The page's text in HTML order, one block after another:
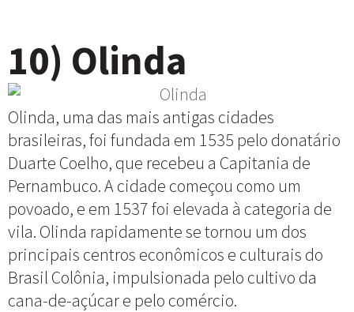
10) Olinda
Olinda, uma das mais antigas cidades
brasileiras, foi fundada em 1535 pelo donatário
Duarte Coelho, que recebeu a Capitania de
Pernambuco. A cidade começou como um
povoado, e em 1537 foi elevada à categoria de
vila. Olinda rapidamente se tornou um dos
principais centros econômicos e culturais do
Brasil Colônia, impulsionada pelo cultivo da
cana-de-açúcar e pelo comércio.